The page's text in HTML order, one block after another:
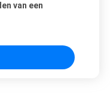
van een